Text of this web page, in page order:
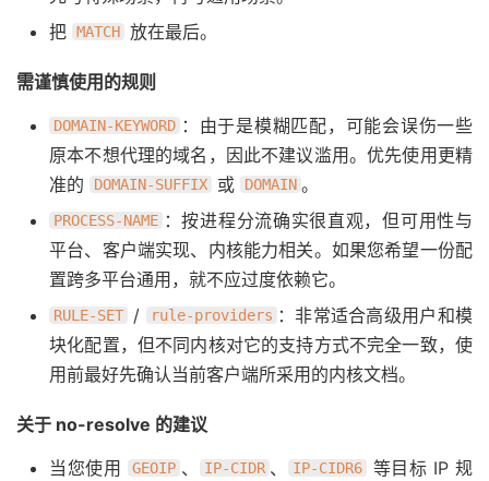
把 MATCH 放在最后。
需谨慎使用的规则
DOMAIN-KEYWORD ：由于是模糊匹配，可能会误伤一些
原本不想代理的域名，因此不建议滥用。优先使用更精
准的
DOMAIN-SUFFIX 或 DOMAIN 。
PROCESS-NAME ：按进程分流确实很直观，但可用性与
平台、客户端实现、内核能力相关。如果您希望一份配
置跨多平台通用，就不应过度依赖它。
RULE-SET / rule-providers ：非常适合高级用户和模
块化配置，但不同内核对它的支持方式不完全一致，使
用前最好先确认当前客户端所采用的内核文档。
关于 no-resolve 的建议
当您使用
GEOIP 、 IP-CIDR 、 IP-CIDR6
等目标 IP 规